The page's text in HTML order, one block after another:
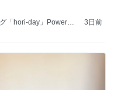
「hori-day」Powered
3日前